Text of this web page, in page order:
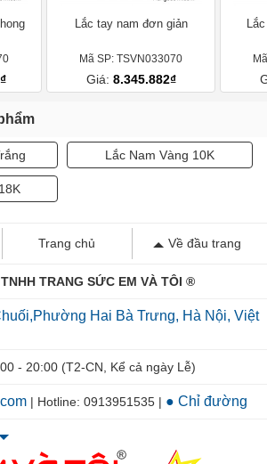
Lắc tay nam đơn giản
Mã SP: TSVN033070
Giá: 8.345.882₫
Lắc Nam Vàng 10K
Trang chủ Về đầu trang
TRANG SỨC EM VÀ TÔI ®
Hai Bà Trưng, Hà Nội, Việt
- 20:00 (T2-CN, Kể cả ngày Lễ)
| Hotline: 0913951535 | ● Chỉ đường